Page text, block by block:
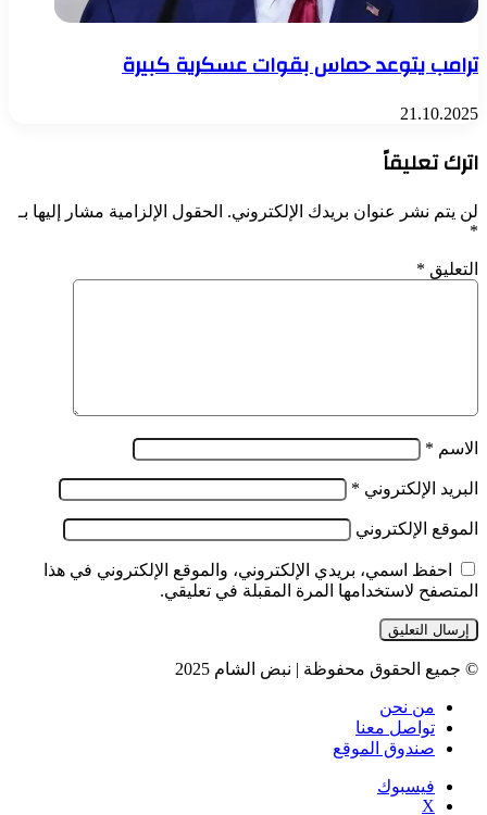
ترامب يتوعد حماس بقوات عسكرية كبيرة
21.10.2025
اترك تعليقاً
لن يتم نشر عنوان بريدك الإلكتروني. الحقول الإلزامية مشار إليها بـ
*
التعليق *
الاسم *
البريد الإلكتروني *
الموقع الإلكتروني
احفظ اسمي، بريدي الإلكتروني، والموقع الإلكتروني في هذا
المتصفح لاستخدامها المرة المقبلة في تعليقي.
© جميع الحقوق محفوظة | نبض الشام 2025
من نحن
تواصل معنا
صندوق الموقع
فيسبوك
‫X